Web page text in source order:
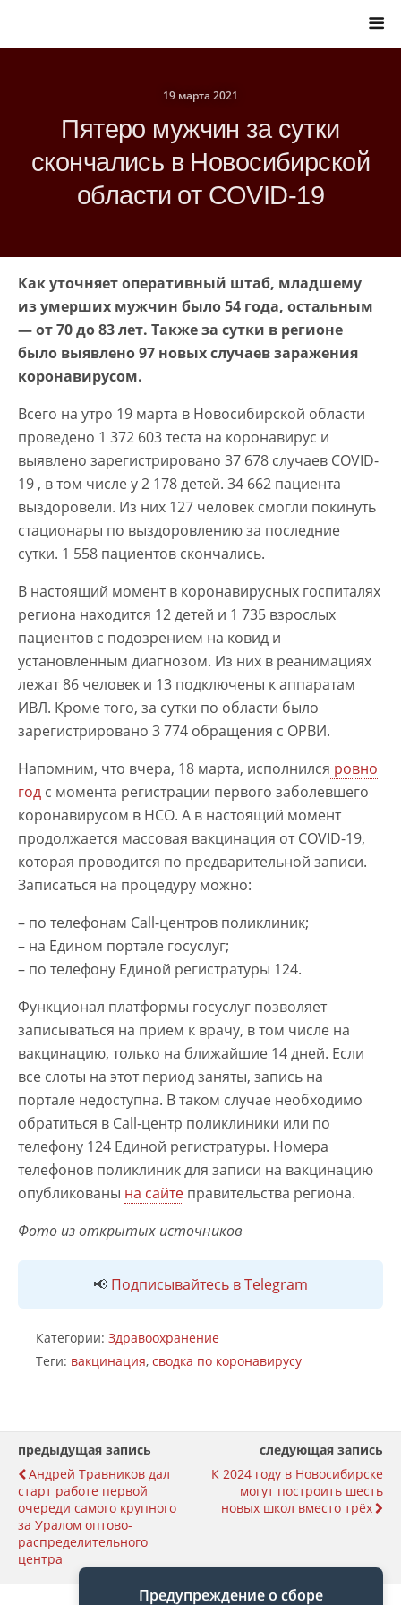
19 марта 2021
Пятеро мужчин за сутки
скончались в Новосибирской
области от COVID-19
Как уточняет оперативный штаб, младшему
из умерших мужчин было 54 года, остальным
— от 70 до 83 лет. Также за сутки в регионе
было выявлено 97 новых случаев заражения
коронавирусом.
Всего на утро 19 марта в Новосибирской области
проведено 1 372 603 теста на коронавирус и
выявлено зарегистрировано 37 678 случаев COVID-
19 , в том числе у 2 178 детей. 34 662 пациента
выздоровели. Из них 127 человек смогли покинуть
стационары по выздоровлению за последние
сутки. 1 558 пациентов скончались.
В настоящий момент в коронавирусных госпиталях
региона находится 12 детей и 1 735 взрослых
пациентов с подозрением на ковид и
установленным диагнозом. Из них в реанимациях
лежат 86 человек и 13 подключены к аппаратам
ИВЛ. Кроме того, за сутки по области было
зарегистрировано 3 774 обращения с ОРВИ.
Напомним, что вчера, 18 марта, исполнился ровно
год с момента регистрации первого заболевшего
коронавирусом в НСО. А в настоящий момент
продолжается массовая вакцинация от COVID-19,
которая проводится по предварительной записи.
Записаться на процедуру можно:
– по телефонам Call-центров поликлиник;
– на Едином портале госуслуг;
– по телефону Единой регистратуры 124.
Функционал платформы госуслуг позволяет
записываться на прием к врачу, в том числе на
вакцинацию, только на ближайшие 14 дней. Если
все слоты на этот период заняты, запись на
портале недоступна. В таком случае необходимо
обратиться в Call-центр поликлиники или по
телефону 124 Единой регистратуры. Номера
телефонов поликлиник для записи на вакцинацию
опубликованы на сайте правительства региона.
Фото из открытых источников
📢 Подписывайтесь в Telegram
Категории: Здравоохранение
Теги: вакцинация, сводка по коронавирусу
предыдущая запись
Андрей Травников дал
старт работе первой
очереди самого крупного
за Уралом оптово-
распределительного
центра
следующая запись
К 2024 году в Новосибирске
могут построить шесть
новых школ вместо трёх
Предупреждение о сборе